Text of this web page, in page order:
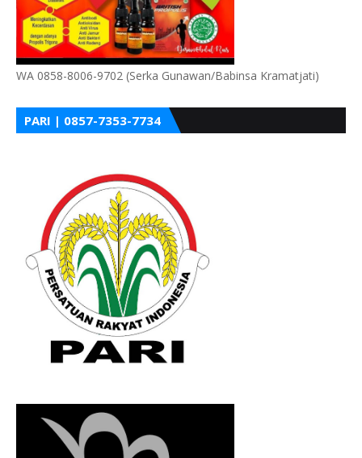
WA 0858-8006-9702 (Serka Gunawan/Babinsa Kramatjati)
PARI | 0857-7353-7734